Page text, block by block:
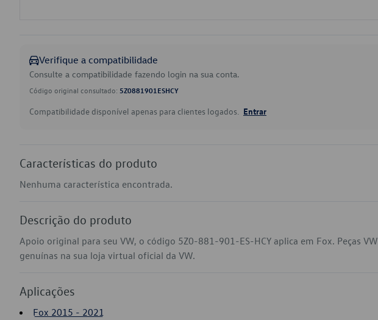
Verifique a compatibilidade
Consulte a compatibilidade fazendo login na sua conta.
Código original consultado: 5Z0881901ESHCY
Compatibilidade disponível apenas para clientes logados. Entrar
Características do produto
Nenhuma característica encontrada.
Descrição do produto
Apoio original para seu VW, o código 5Z0-881-901-ES-HCY aplica em Fox. Peças VW
genuínas na sua loja virtual oficial da VW.
Aplicações
Fox 2015 - 2021